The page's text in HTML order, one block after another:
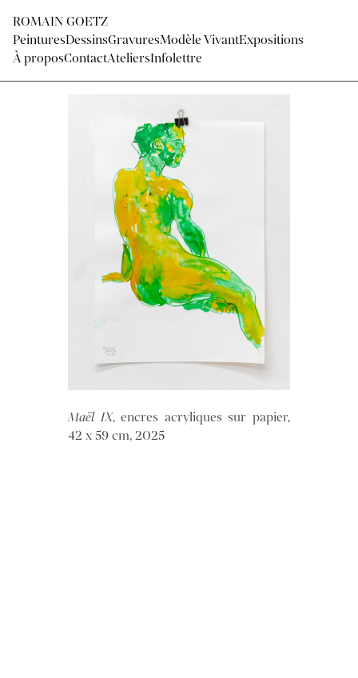
ROMAIN GOETZ
PeinturesDessinsGravuresModèle VivantExpositions
À proposContactAteliersInfolettre
Maël IX, encres acryliques sur papier,
42 x 59 cm, 2025